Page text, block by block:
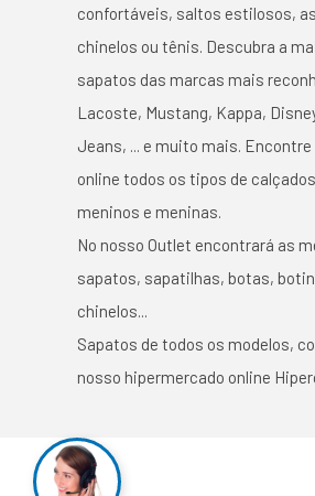
confortáveis, saltos estilosos,
chinelos ou tênis. Descubra a
sapatos das marcas mais
Lacoste, Mustang, Kappa,
Jeans, ... e muito mais.
online todos os tipos de
meninos e meninas.
No nosso Outlet encontrará as
sapatos, sapatilhas, botas,
chinelos...
Sapatos de todos os modelos,
nosso hipermercado online